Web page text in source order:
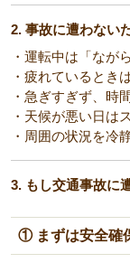
2. 事故に遭わない
・運転中は「なが
・疲れているとき
・急ぎすぎず、時
・天候が悪い日は
・周囲の状況を冷
3. もし交通事故に
① まずは安全確